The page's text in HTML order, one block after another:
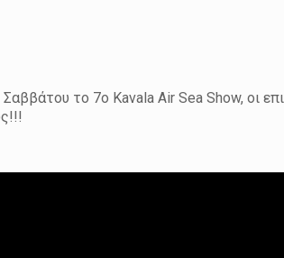
το 7ο Kavala Air Sea Show, οι